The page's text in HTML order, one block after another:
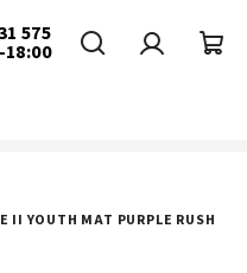
575
II YOUTH MAT PURPLE RUSH